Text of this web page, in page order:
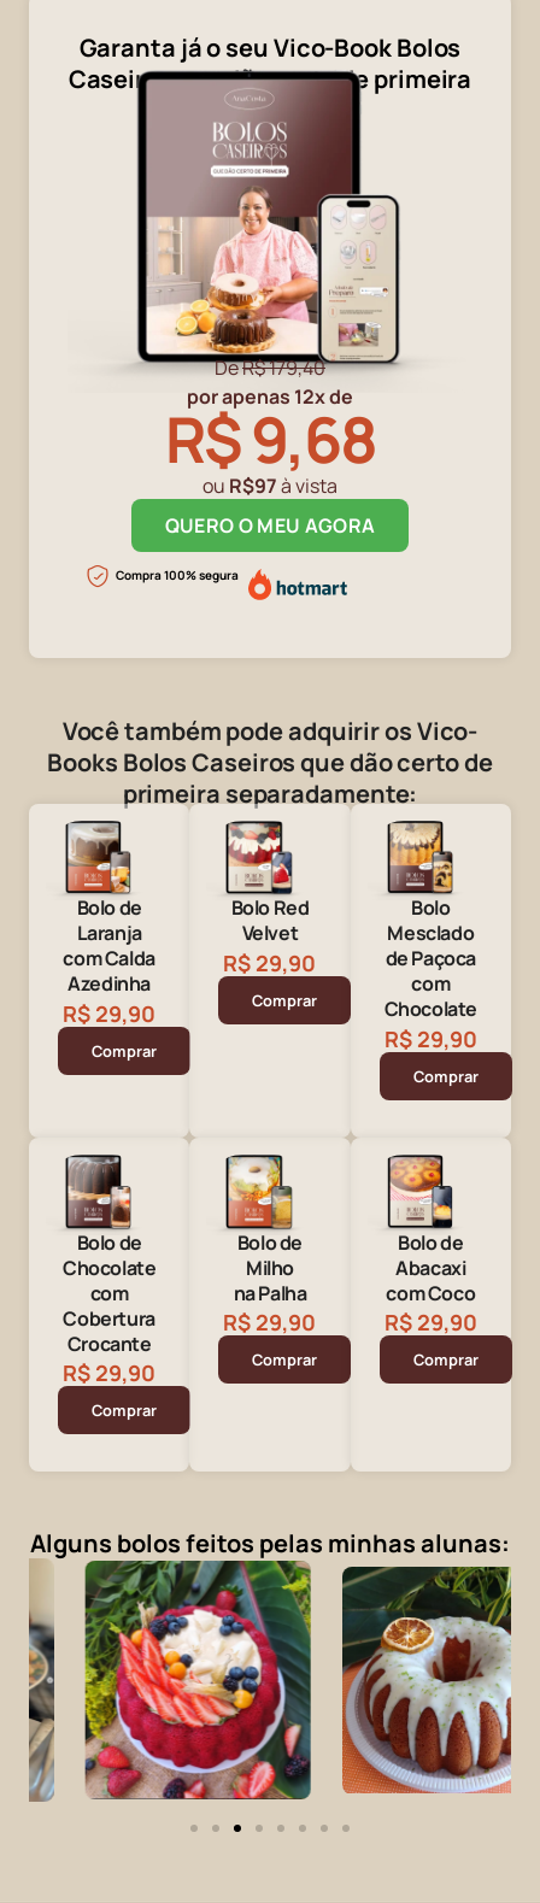
Garanta já o seu Vico-Book Bolos
Caseiros que dão certo de primeira
DeR$ 179,40
por apenas 12x de
R$ 9,68
ou R$97à vista
QUERO O MEU AGORA
Compra 100% segura
Você também pode adquirir os Vico-
Books Bolos Caseiros que dão certo de
primeira separadamente:
Bolo de
Laranja
com Calda
Azedinha
R$ 29,90
Comprar
Bolo Red
Velvet
R$ 29,90
Comprar
Bolo
Mesclado
de Paçoca
com
Chocolate
R$ 29,90
Comprar
Bolo de
Chocolate
com
Cobertura
Crocante
R$ 29,90
Comprar
Bolo de
Milho
na Palha
R$ 29,90
Comprar
Bolo de
Abacaxi
com Coco
R$ 29,90
Comprar
Alguns bolos feitos pelas minhas alunas: